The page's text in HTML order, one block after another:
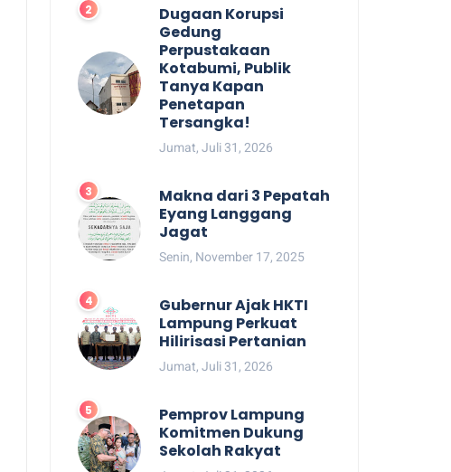
Dugaan Korupsi
Gedung
Perpustakaan
Kotabumi, Publik
Tanya Kapan
Penetapan
Tersangka!
Jumat, Juli 31, 2026
Makna dari 3 Pepatah
Eyang Langgang
Jagat
Senin, November 17, 2025
Gubernur Ajak HKTI
Lampung Perkuat
Hilirisasi Pertanian
Jumat, Juli 31, 2026
Pemprov Lampung
Komitmen Dukung
Sekolah Rakyat